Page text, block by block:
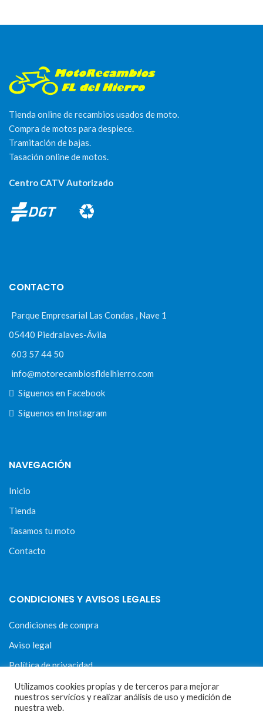
Tienda online de recambios usados de moto.
Compra de motos para despiece.
Tramitación de bajas.
Tasación online de motos.
Centro CATV Autorizado
CONTACTO
Parque Empresarial Las Condas , Nave 1
05440 Piedralaves-Ávila
603 57 44 50
info@motorecambiosfldelhierro.com
Síguenos en Facebook
Síguenos en Instagram
NAVEGACIÓN
Inicio
Tienda
Tasamos tu moto
Contacto
CONDICIONES Y AVISOS LEGALES
Condiciones de compra
Aviso legal
Política de privacidad
Política de cookies
Utilizamos cookies propias y de terceros para mejorar
nuestros servicios y realizar análisis de uso y medición de
nuestra web.